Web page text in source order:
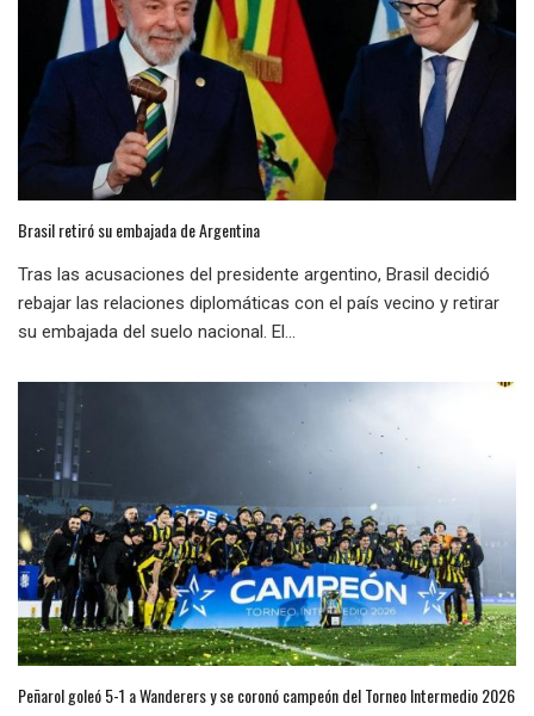
Brasil retiró su embajada de Argentina
Tras las acusaciones del presidente argentino, Brasil decidió
rebajar las relaciones diplomáticas con el país vecino y retirar
su embajada del suelo nacional. El...
Peñarol goleó 5-1 a Wanderers y se coronó campeón del Torneo Intermedio 2026